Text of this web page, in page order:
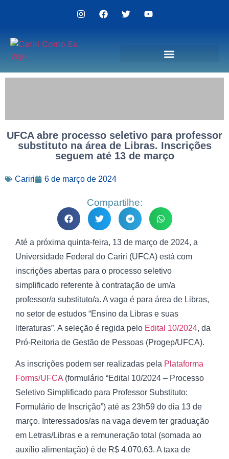
UFCA abre processo seletivo para professor
substituto na área de Libras. Inscrições
seguem até 13 de março
Cariri 6 de março de 2024
Compartilhe:
Até a próxima quinta-feira, 13 de março de 2024, a
Universidade Federal do Cariri (UFCA) está com
inscrições abertas para o processo seletivo
simplificado referente à contratação de um/a
professor/a substituto/a. A vaga é para área de Libras,
no setor de estudos “Ensino da Libras e suas
literaturas”. A seleção é regida pelo Edital 10/2024, da
Pró-Reitoria de Gestão de Pessoas (Progep/UFCA).
As inscrições podem ser realizadas pela Plataforma
Forms/UFCA (formulário “Edital 10/2024 – Processo
Seletivo Simplificado para Professor Substituto:
Formulário de Inscrição”) até as 23h59 do dia 13 de
março. Interessados/as na vaga devem ter graduação
em Letras/Libras e a remuneração total (somada ao
auxílio alimentação) é de R$ 4.070,63. A taxa de